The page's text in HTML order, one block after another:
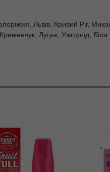
Львів, Кривий Ріг,
Луцьк, Ужгород,